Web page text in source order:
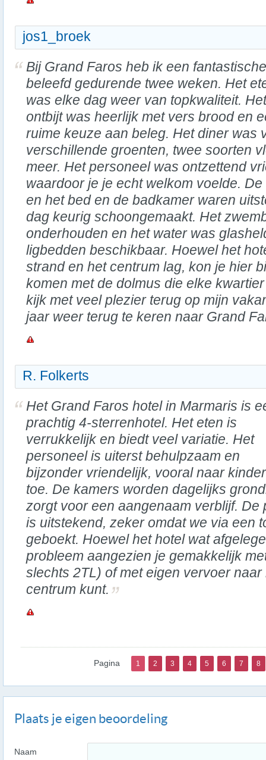
jos1_broek
Bij Grand Faros heb ik een
beleefd gedurende twee weken. Het
was elke dag weer van topkwaliteit. Het
ontbijt was heerlijk met vers brood en
ruime keuze aan beleg. Het diner was
verschillende groenten, twee soorten
meer. Het personeel was ontzettend
waardoor je je echt welkom voelde.
en het bed en de badkamer waren
dag keurig schoongemaakt. Het
onderhouden en het water was
ligbedden beschikbaar. Hoewel het
strand en het centrum lag, kon je hier
komen met de dolmus die elke
kijk met veel plezier terug op mijn
jaar weer terug te keren naar Grand
R. Folkerts
Het Grand Faros hotel in Marmaris is
prachtig 4-sterrenhotel. Het eten is
verrukkelijk en biedt veel variatie. Het
personeel is uiterst behulpzaam en
bijzonder vriendelijk, vooral naar
toe. De kamers worden dagelijks
zorgt voor een aangenaam verblijf.
is uitstekend, zeker omdat we via een
geboekt. Hoewel het hotel wat
probleem aangezien je gemakkelijk
slechts 2TL) of met eigen vervoer
centrum kunt.
Pagina 1 2 3 4 5 6 7 8
Plaats je eigen beoordeling
Naam